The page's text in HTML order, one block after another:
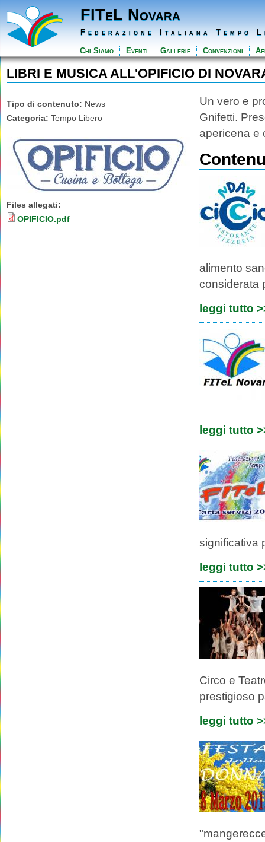
FITeL Novara
Federazione Italiana Tempo
Chi Siamo Eventi Gallerie Convenzioni
LIBRI E MUSICA ALL'OPIFICIO DI
Tipo di contenuto: News
Categoria: Tempo Libero
Files allegati:
OPIFICIO.pdf
Un vero e
Gnifetti.
apericena e
alimento
considerata
leggi tutto
leggi tutto
significativa
leggi tutto
Circo e
prestigioso
leggi tutto